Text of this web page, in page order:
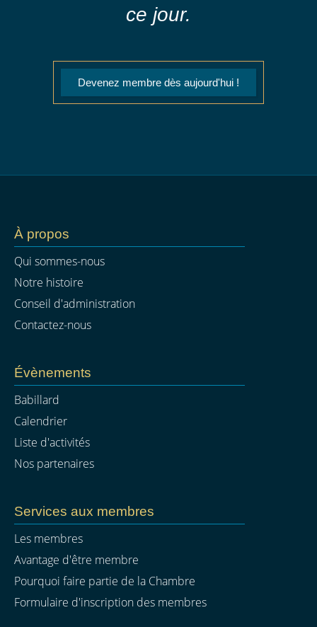
ce jour.
Devenez membre dès aujourd'hui !
À propos
Qui sommes-nous
Notre histoire
Conseil d'administration
Contactez-nous
Évènements
Babillard
Calendrier
Liste d'activités
Nos partenaires
Services aux membres
Les membres
Avantage d'être membre
Pourquoi faire partie de la Chambre
Formulaire d'inscription des membres